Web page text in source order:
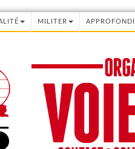
MILITER